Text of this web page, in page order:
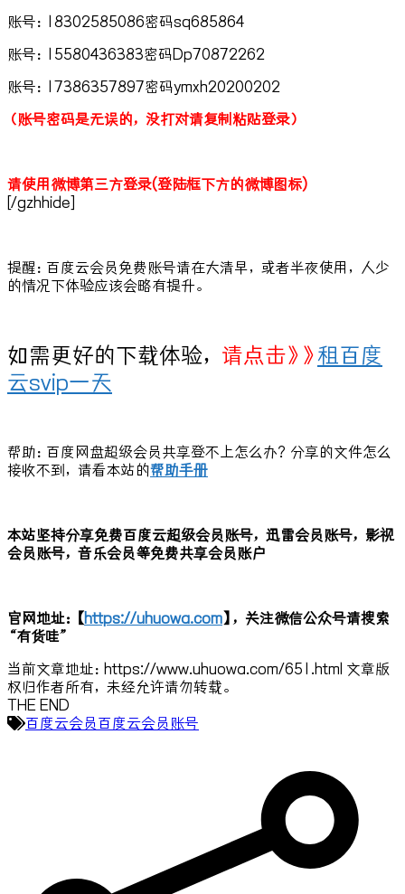
账号：18302585086密码sq685864
账号：15580436383密码Dp70872262
账号：17386357897密码ymxh20200202
（账号密码是无误的，没打对请复制粘贴登录）
请使用微博第三方登录(登陆框下方的微博图标)
[/gzhhide]
提醒：百度云会员免费账号请在大清早，或者半夜使用，人少
的情况下体验应该会略有提升。
如需更好的下载体验， 请点击》》租百度
云svip一天
帮助：百度网盘超级会员共享登不上怎么办？分享的文件怎么
接收不到，请看本站的帮助手册
本站坚持分享免费百度云超级会员账号，迅雷会员账号，影视
会员账号，音乐会员等免费共享会员账户
官网地址：【https://uhuowa.com】，关注微信公众号请搜索
“有货哇”
当前文章地址：https://www.uhuowa.com/651.html 文章版
权归作者所有，未经允许请勿转载。
THE END
百度云会员 百度云会员账号